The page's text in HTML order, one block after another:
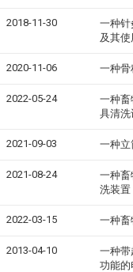
2018-11-30
一种针
及其
2020-11-06 一种骨
2022-05-24
一种畜
具清洗
2021-09-03 一种立
2021-08-24
一种畜
洗装置
2022-03-15 一种畜
2013-04-10
一种带
功能的